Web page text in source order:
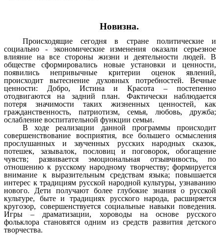
Новизна.
Происходящие сегодня в стране политические и
социально - экономические изменения оказали серьезное
влияние на все стороны жизни и деятельности людей. В
обществе сформировались новые установки и ценности,
появились непривычные критерии оценок явлений,
происходит вытеснение духовных потребностей. Вечные
ценности: Добро, Истина и Красота – постепенно
отодвигаются на задний план. Фактически наблюдается
потеря значимости таких жизненных ценностей, как
гражданственность, патриотизм, семья, любовь, дружба;
ослабление воспитательной функции семьи.
В ходе реализации данной программы происходит
совершенствование восприятия, все большего осмысления
прослушанных и заученных русских народных сказок,
потешек, зазывалок, пословиц и поговорок, обогащение
чувств; развивается эмоциональная отзывчивость, по
отношению к русскому народному творчеству; формируется
внимание к выразительным средствам языка; повышается
интерес к традициям русской народной культуры, узнаванию
нового. Дети получают более глубокие знания о русской
культуре, быте и традициях русского народа, расширяется
кругозор, совершенствуется социальные навыки поведения.
Игры – драматизации, хороводы на основе русского
фольклора становятся одним из средств развития детского
творчества.